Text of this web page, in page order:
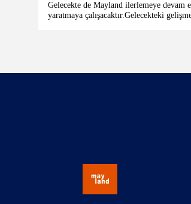
Gelecekte de Mayland ilerlemeye devam
yaratmaya çalışacaktır.Gelecekteki